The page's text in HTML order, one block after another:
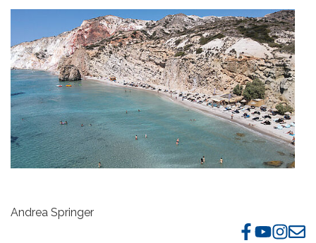
Andrea Springer